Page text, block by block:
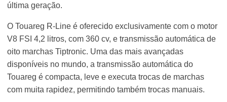
última geração.
O Touareg R-Line é oferecido exclusivamente com o motor
V8 FSI 4,2 litros, com 360 cv, e transmissão automática de
oito marchas Tiptronic. Uma das mais avançadas
disponíveis no mundo, a transmissão automática do
Touareg é compacta, leve e executa trocas de marchas
com muita rapidez, permitindo também trocas manuais.